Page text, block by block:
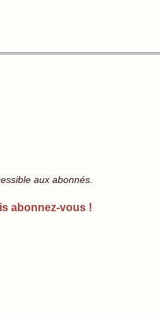
aux abonnés.
abonnez-vous !